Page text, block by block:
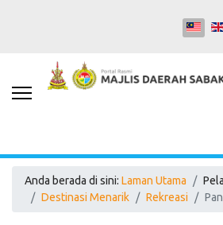
Anda berada di sini: Laman Utama
Destinasi Menarik
Rekreasi